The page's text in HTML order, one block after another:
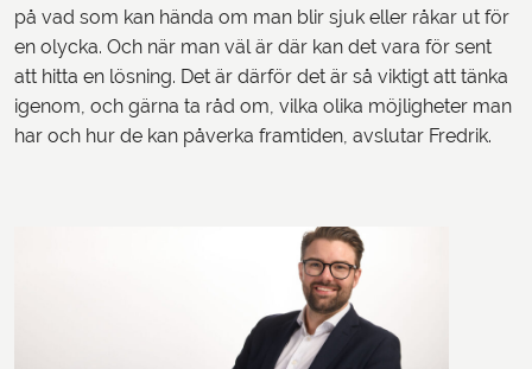
på vad som kan hända om man blir sjuk eller råkar ut för
en olycka. Och när man väl är där kan det vara för sent
att hitta en lösning. Det är därför det är så viktigt att tänka
igenom, och gärna ta råd om, vilka olika möjligheter man
har och hur de kan påverka framtiden, avslutar Fredrik.